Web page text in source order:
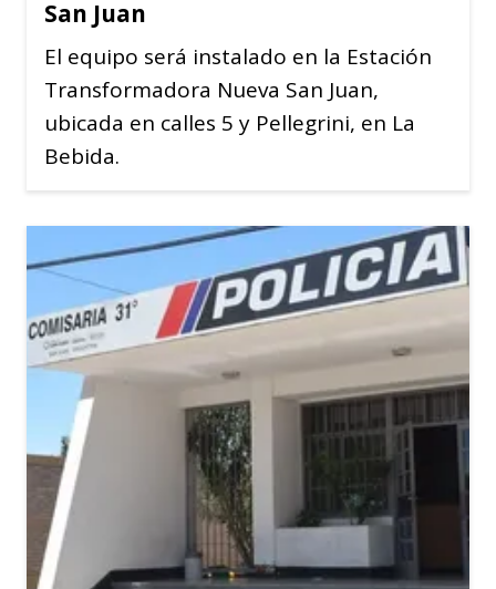
San Juan
El equipo será instalado en la Estación
Transformadora Nueva San Juan,
ubicada en calles 5 y Pellegrini, en La
Bebida.